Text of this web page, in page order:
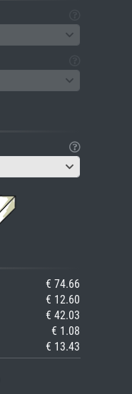
€ 74.66
€ 12.60
€ 42.03
€ 1.08
€ 13.43